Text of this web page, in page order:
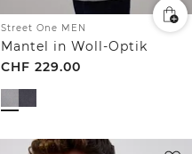
Street One MEN
Mantel in Woll-Optik
CHF 229.00